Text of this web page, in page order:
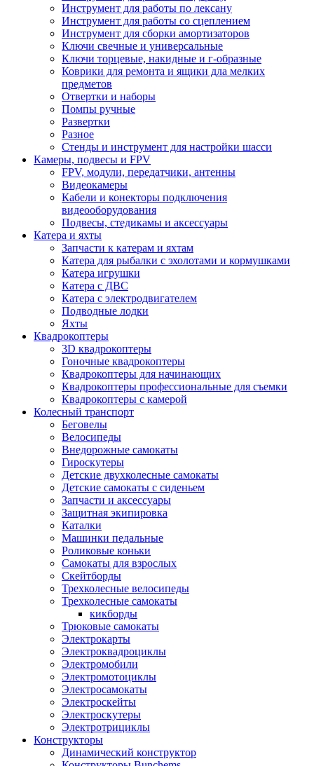
Инструмент для работы по лексану
Инструмент для работы со сцеплением
Инструмент для сборки амортизаторов
Ключи свечные и универсальные
Ключи торцевые, накидные и г-образные
Коврики для ремонта и ящики дла мелких
предметов
Отвертки и наборы
Помпы ручные
Развертки
Разное
Стенды и инструмент для настройки шасси
Камеры, подвесы и FPV
FPV, модули, передатчики, антенны
Видеокамеры
Кабели и конекторы подключения
видеооборудования
Подвесы, стедикамы и аксессуары
Катера и яхты
Запчасти к катерам и яхтам
Катера для рыбалки с эхолотами и кормушками
Катера игрушки
Катера с ДВС
Катера с электродвигателем
Подводные лодки
Яхты
Квадрокоптеры
3D квадрокоптеры
Гоночные квадрокоптеры
Квадрокоптеры для начинающих
Квадрокоптеры профессиональные для съемки
Квадрокоптеры с камерой
Колесный транспорт
Беговелы
Велосипеды
Внедорожные самокаты
Гироскутеры
Детские двухколесные самокаты
Детские самокаты с сиденьем
Запчасти и аксессуары
Защитная экипировка
Каталки
Машинки педальные
Роликовые коньки
Самокаты для взрослых
Скейтборды
Трехколесные велосипеды
Трехколесные самокаты
кикборды
Трюковые самокаты
Электрокарты
Электроквадроциклы
Электромобили
Электромотоциклы
Электросамокаты
Электроскейты
Электроскутеры
Электротрициклы
Конструкторы
Динамический конструктор